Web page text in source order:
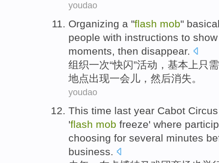
youdao
Organizing a "flash mob"
people with instructions to show
moments, then disappear.
组织一次“快闪”活动， 基本上 只
地点出现一会儿 ， 然后消失。
youdao
This time last year Cabot Circus
'flash mob freeze' where
choosing for several minutes
business.